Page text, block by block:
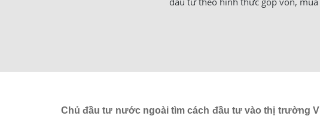
Chủ đầu tư nước ngoài tìm cách đầu tư vào thị trường